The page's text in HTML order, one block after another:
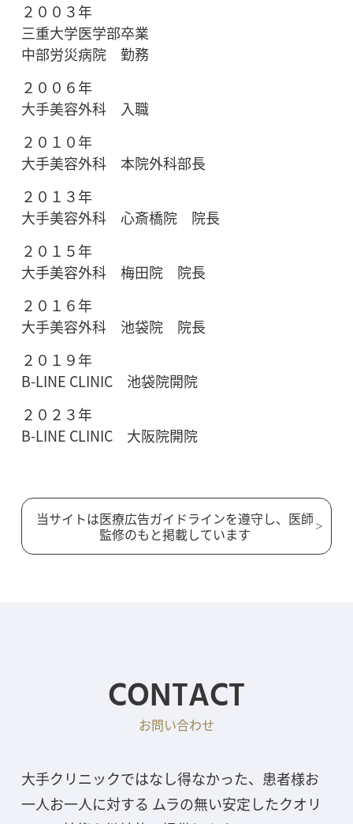
２００３年
三重大学医学部卒業
中部労災病院 勤務
２００６年
大手美容外科 入職
２０１０年
大手美容外科 本院外科部長
２０１３年
大手美容外科 心斎橋院 院長
２０１５年
大手美容外科 梅田院 院長
２０１６年
大手美容外科 池袋院 院長
２０１９年
B-LINE CLINIC 池袋院開院
２０２３年
B-LINE CLINIC 大阪院開院
当サイトは医療広告ガイドラインを遵守し、医師
監修のもと掲載しています
CONTACT
お問い合わせ
大手クリニックではなし得なかった、患者様お
一人お一人に対する ムラの無い安定したクオリ